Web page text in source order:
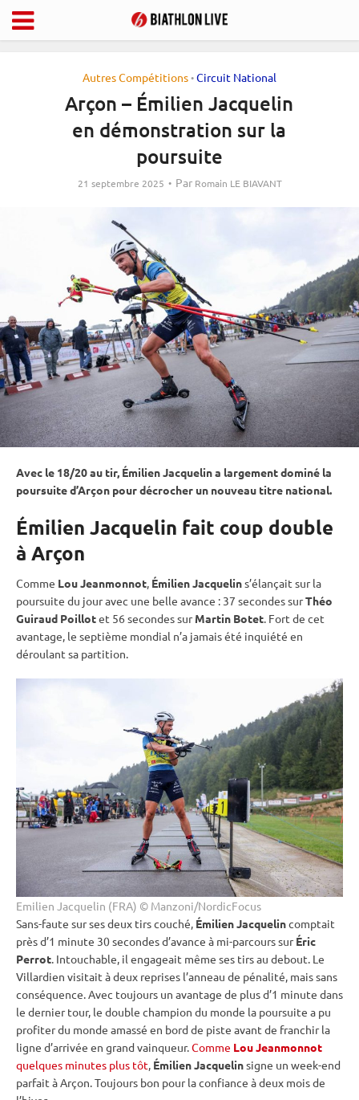
Autres Compétitions•Circuit National
Arçon – Émilien Jacquelin
en démonstration sur la
poursuite
21 septembre 2025 Par Romain LE BIAVANT
Avec le 18/20 au tir, Émilien Jacquelin a largement dominé la
poursuited’Arçon pour décrocher un nouveau titre national.
Émilien Jacquelin fait coup double
à Arçon
Comme Lou Jeanmonnot, Émilien Jacquelins’élançait sur la
poursuite du jour avec une belle avance : 37 secondes surThéo
Guiraud Poillotet 56 secondes surMartin Botet. Fort de cet
avantage, le septième mondial n’a jamais été inquiété en
déroulant sa partition.
Emilien Jacquelin (FRA) © Manzoni/NordicFocus
Sans-faute sur ses deux tirscouché, Émilien Jacquelincomptait
près d’1 minute 30 secondes d’avance à mi-parcours surÉric
Perrot. Intouchable, il engageait même ses tirs au debout. Le
Villardien visitait à deux reprises l’anneau de pénalité, mais sans
conséquence. Avec toujours un avantage de plus d’1 minute dans
le dernier tour, le double champion du monde la poursuite a pu
profiter du monde amassé en bord de piste avant de franchir la
ligne d’arrivée en grand vainqueur.Comme Lou Jeanmonnot
quelques minutes plus tôt, Émilien Jacquelinsigne un week-end
parfait à Arçon. Toujours bon pour la confiance à deux mois de